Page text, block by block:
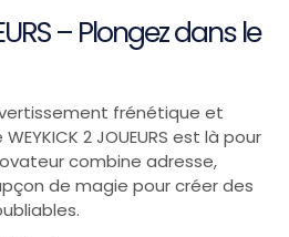
– Plongez dans le
frénétique et
2 JOUEURS est là pour
combine adresse,
de magie pour créer des